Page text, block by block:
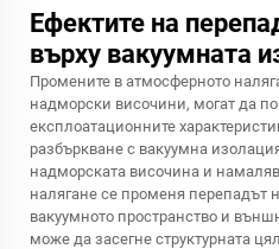
Ефектите на
върху вакуумната
Промените в атмосферното
надморски височини, могат да
експлоатационните
разбъркване с вакуумна
надморската височина и
налягане се променя перепадът
вакуумното пространство и
може да засегне структурната